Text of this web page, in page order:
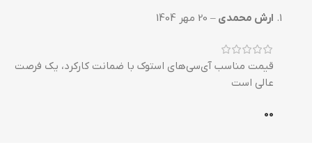
ارش محمدی – 20 مهر 1404
قیمت مناسب آی‌سی‌های استوک با ضمانت کارکرد، یک فرصت
عالی است
0
0